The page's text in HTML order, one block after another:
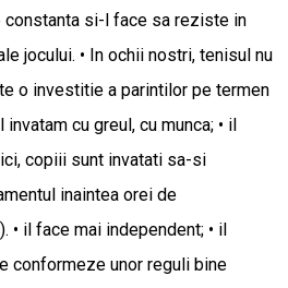
constanta si-l face sa reziste in
jocului. • In ochii nostri, tenisul nu
o investitie a parintilor pe termen
cu greul, cu munca; • il
copiii sunt invatati sa-si
inaintea orei de
• il face mai independent; • il
conformeze unor reguli bine